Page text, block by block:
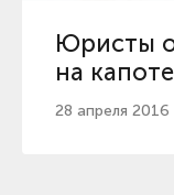
Юристы о
на
28 апреля 2016